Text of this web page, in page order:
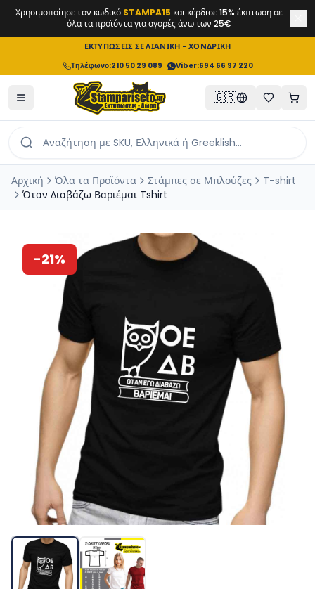
Χρησιμοποίησε τον κωδικό STAMPA15 και κέρδισε 15% έκπτωση σε
όλα τα προϊόντα για αγορές άνω των 25€
ΕΚΤΥΠΩΣΕΙΣ ΣΕ ΛΙΑΝΙΚΗ - ΧΟΝΔΡΙΚΗ
Τηλέφωνο:210 50 29 089 | Viber:694 66 97 220
🇬🇷
Αρχική Όλα τα Προϊόντα Στάμπες σε Μπλούζες
T-shirt
Όταν Διαβάζω Βαριέμαι Tshirt
-21%